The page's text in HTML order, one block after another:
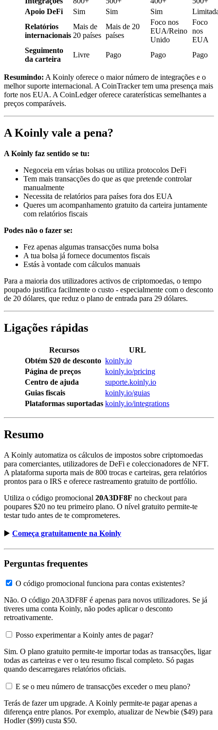
Apoio DeFi
Sim Sim Sim
Relatórios
internacionais
Mais de
20 países
Mais de 20
países
Foco nos
EUA/Reino
Unido
Foco
nos
EUA
Seguimento
da carteira
Livre Pago Pago Pago
Resumindo: A Koinly oferece o maior número de integrações e o
melhor suporte internacional. A CoinTracker tem uma presença mais
forte nos EUA. A CoinLedger oferece caraterísticas semelhantes a
preços comparáveis.
A Koinly vale a pena?
A Koinly faz sentido se tu:
Negoceia em várias bolsas ou utiliza protocolos DeFi
Tem mais transacções do que as que pretende controlar
manualmente
Necessita de relatórios para países fora dos EUA
Queres um acompanhamento gratuito da carteira juntamente
com relatórios fiscais
Podes não o fazer se:
Fez apenas algumas transacções numa bolsa
A tua bolsa já fornece documentos fiscais
Estás à vontade com cálculos manuais
Para a maioria dos utilizadores activos de criptomoedas, o tempo
poupado justifica facilmente o custo - especialmente com o desconto
de 20 dólares, que reduz o plano de entrada para 29 dólares.
Ligações rápidas
Recursos
URL
Obtém $20 de desconto koinly.io
Página de preços
koinly.io/pricing
Centro de ajuda
suporte.koinly.io
Guias fiscais
koinly.io/guias
Plataformas suportadas koinly.io/integrations
Resumo
A Koinly automatiza os cálculos de impostos sobre criptomoedas
para comerciantes, utilizadores de DeFi e coleccionadores de NFT.
A plataforma suporta mais de 800 trocas e carteiras, gera relatórios
prontos para o IRS e oferece rastreamento gratuito de portfólio.
Utiliza o código promocional 20A3DF8F no checkout para
poupares $20 no teu primeiro plano. O nível gratuito permite-te
testar tudo antes de te comprometeres.
▶️ Começa gratuitamente na Koinly
Perguntas frequentes
O código promocional funciona para contas existentes?
Não. O código 20A3DF8F é apenas para novos utilizadores. Se já
tiveres uma conta Koinly, não podes aplicar o desconto
retroativamente.
Posso experimentar a Koinly antes de pagar?
Sim. O plano gratuito permite-te importar todas as transacções, ligar
todas as carteiras e ver o teu resumo fiscal completo. Só pagas
quando descarregares relatórios oficiais.
E se o meu número de transacções exceder o meu plano?
Terás de fazer um upgrade. A Koinly permite-te pagar apenas a
diferença entre planos. Por exemplo, atualizar de Newbie ($49) para
Hodler ($99) custa $50.